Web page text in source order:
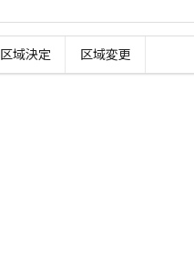
区域決定 区域変更